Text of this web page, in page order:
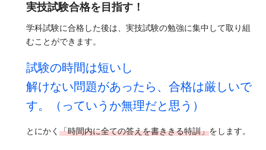
実技試験合格を目指す！
学科試験に合格した後は、実技試験の勉強に集中して取り組
むことができます。
試験の時間は短いし
解けない問題があったら、合格は厳しいで
す。（っていうか無理だと思う）
とにかく 「時間内に全ての答えを書ききる特訓」をします。